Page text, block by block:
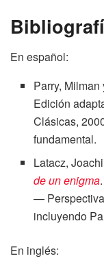
En español:
Parry,
Edición
Clásicas,
fundamental.
Latacz,
de un enigma
—
incluyendo
En inglés: